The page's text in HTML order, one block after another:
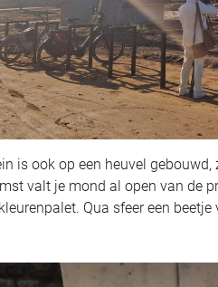
is ook op een heuvel
valt je mond al open van de
Qua sfeer een